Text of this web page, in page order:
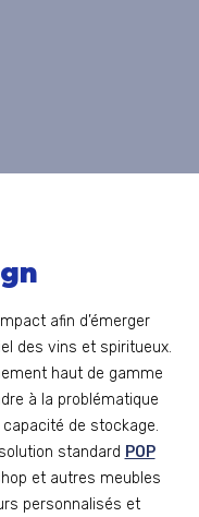
afin d’émerger
des vins et spiritueux.
haut de gamme
à la problématique
de stockage.
standard POP
et autres meubles
personnalisés et